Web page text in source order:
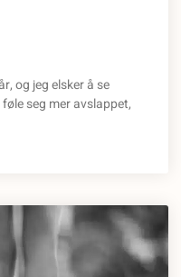
og jeg elsker å se
seg mer avslappet,